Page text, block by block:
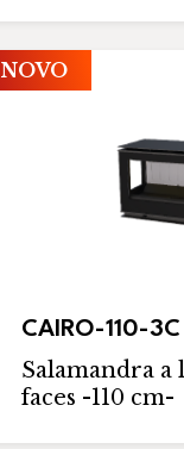
NOVO
CAIRO-110-
Salamandra a
faces -110 cm-